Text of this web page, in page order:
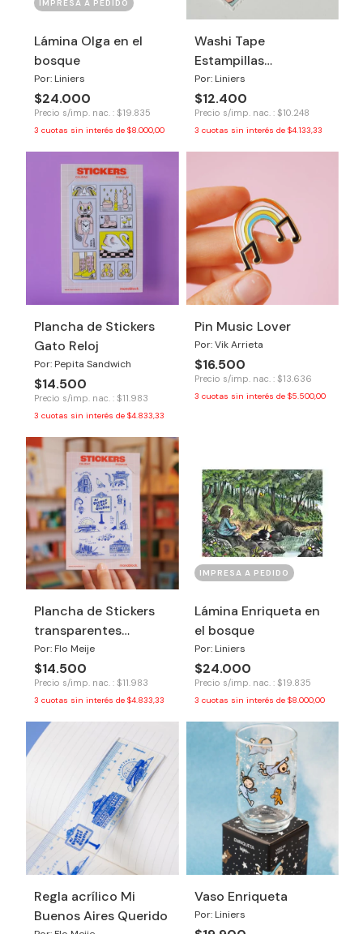
IMPRESA A PEDIDO
Lámina Olga en el
bosque
Por: Liniers
$24.000
Precio s/imp. nac. : $19.835
3 cuotas sin interés de $8.000,00
Washi Tape
Estampillas
Macanudo
Por: Liniers
$12.400
Precio s/imp. nac. : $10.248
3 cuotas sin interés de $4.133,33
Plancha de Stickers
Gato Reloj
Por: Pepita Sandwich
$14.500
Precio s/imp. nac. : $11.983
3 cuotas sin interés de $4.833,33
Pin Music Lover
Por: Vik Arrieta
$16.500
Precio s/imp. nac. : $13.636
3 cuotas sin interés de $5.500,00
Plancha de Stickers
transparentes
Buenos Aires
Por: Flo Meije
$14.500
Precio s/imp. nac. : $11.983
3 cuotas sin interés de $4.833,33
IMPRESA A PEDIDO
Lámina Enriqueta en
el bosque
Por: Liniers
$24.000
Precio s/imp. nac. : $19.835
3 cuotas sin interés de $8.000,00
Regla acrílico Mi
Buenos Aires Querido
Vaso Enriqueta
Por: Liniers